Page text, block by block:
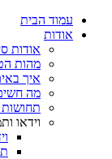
עמוד הבית
אודות
אודות
מהות
איך
מה
וידאו